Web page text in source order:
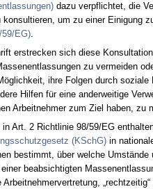
da­zu ver­pflich­tet, die
kon­sul­tie­ren, um zu ei­ner Ei­ni­gung
EG).
er­stre­cken sich die­se
zu ver­mei­den
ih­re Fol­gen durch
Hil­fen für ei­ne an­der­wei­ti­ge
Ar­beit­neh­mer zum Ziel ha­ben, zu
in Art. 2 Richt­li­nie 98/59/EG
(KSchG)in
be­stimmt, über wel­che Umstände
be­ab­sich­tig­ten
„recht­zei­tig“